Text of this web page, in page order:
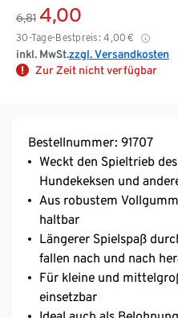
6,81 4,00
30-Tage-Bestpreis: 4,00 €
inkl. MwSt.zzgl. Versandkosten
Zur Zeit nicht verfügbar
Bestellnummer: 91707
Weckt den Spieltrieb
Hundekeksen und
Aus robustem
haltbar
Längerer Spielspaß
fallen nach und nach
Für kleine und
einsetzbar